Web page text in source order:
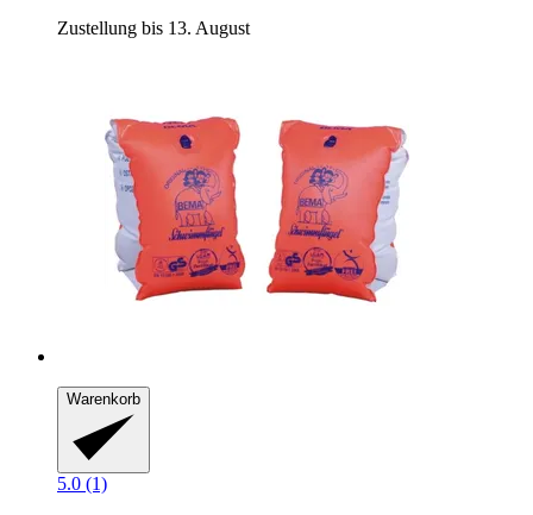
Zustellung bis 13. August
Warenkorb
5.0 (1)